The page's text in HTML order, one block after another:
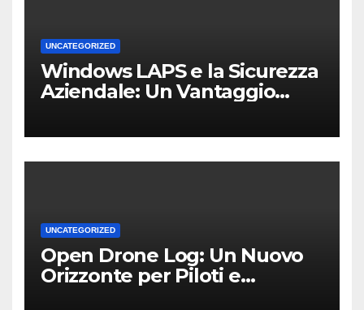
UNCATEGORIZED
Windows LAPS e la Sicurezza
Aziendale: Un Vantaggio
UNCATEGORIZED
Open Drone Log: Un Nuovo
Orizzonte per Piloti e